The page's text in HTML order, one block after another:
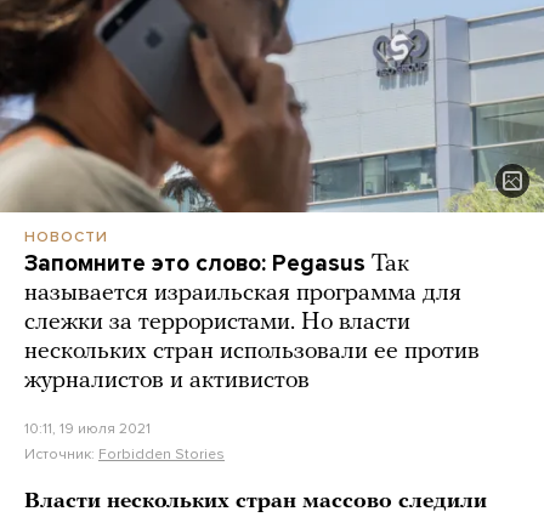
НОВОСТИ
Запомните это слово: Pegasus Так
называется израильская программа для
слежки за террористами. Но власти
нескольких стран использовали ее против
журналистов и активистов
10:11, 19 июля 2021
Источник: Forbidden Stories
Власти нескольких стран массово следили